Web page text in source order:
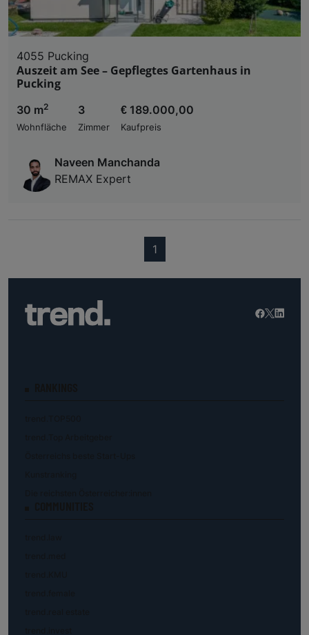
4055 Pucking
Auszeit am See – Gepflegtes Gartenhaus in
Pucking
30 m2
Wohnfläche
3
Zimmer
€ 189.000,00
Kaufpreis
Naveen Manchanda
REMAX Expert
1(current)